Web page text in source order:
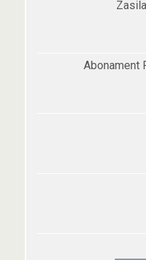
Abonament